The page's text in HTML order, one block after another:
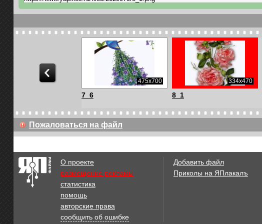
395x417 475x700
7_6
334x470
8_1
Пожаловаться на файл
О проекте
размещение рекламы
статистика
помощь
авторские права
сообщить об ошибке
Добавить файл
Приколы на ЯПлакалъ